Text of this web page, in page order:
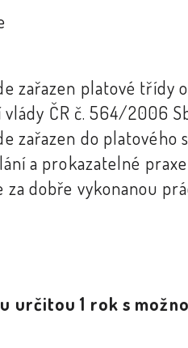
zařazen platové třídy
ČR č. 564/2006
zařazen do platového
a prokazatelné praxe
za dobře vykonanou
určitou 1 rok s